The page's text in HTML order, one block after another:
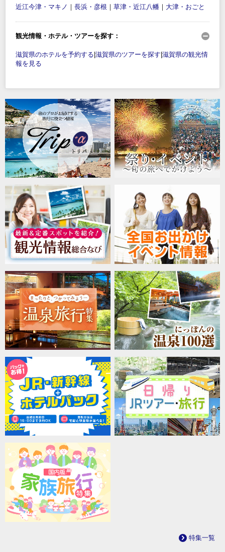
近江今津・マキノ ｜ 長浜・彦根 ｜ 草津・近江八幡 ｜ 大津・おごと
観光情報・ホテル・ツアーを探す：
滋賀県のホテルを予約する 滋賀県のツアーを探す 滋賀県の観光情
報を見る
特集一覧